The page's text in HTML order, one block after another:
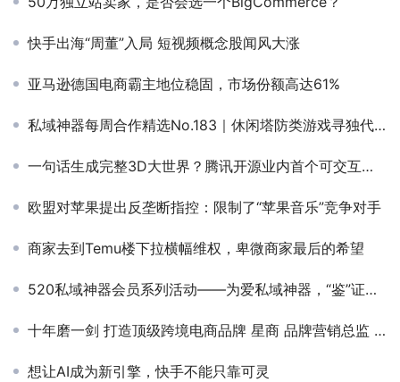
快手出海“周董”入局 短视频概念股闻风大涨
亚马逊德国电商霸主地位稳固，市场份额高达61%
私域神器每周合作精选No.183｜休闲塔防类游戏寻独代；西语地区短剧分发合作；寻海外支付通道；急需寻50家代投团
一句话生成完整3D大世界？腾讯开源业内首个可交互生成大模型
欧盟对苹果提出反垄断指控：限制了“苹果音乐”竞争对手
商家去到Temu楼下拉横幅维权，卑微商家最后的希望
520私域神器会员系列活动——为爱私域神器，“鉴”证心声
十年磨一剑 打造顶级跨境电商品牌 星商 品牌营销总监 Lucas确认出席2021PAGC产品与增长大会
想让AI成为新引擎，快手不能只靠可灵